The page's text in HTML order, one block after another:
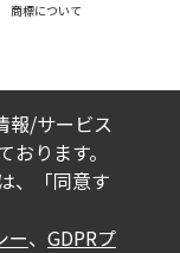
商標について
報/サービス
ります。
、「同意す
ー、 GDPRプ